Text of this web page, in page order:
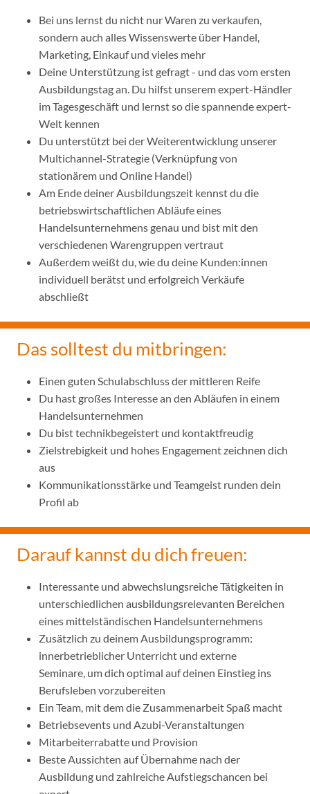
Bei uns lernst du nicht nur Waren zu verkaufen,
sondern auch alles Wissenswerte über Handel,
Marketing, Einkauf und vieles mehr
Deine Unterstützung ist gefragt - und das vom ersten
Ausbildungstag an. Du hilfst unserem expert-Händler
im Tagesgeschäft und lernst so die spannende expert-
Welt kennen
Du unterstützt bei der Weiterentwicklung unserer
Multichannel-Strategie (Verknüpfung von
stationärem und Online Handel)
Am Ende deiner Ausbildungszeit kennst du die
betriebswirtschaftlichen Abläufe eines
Handelsunternehmens genau und bist mit den
verschiedenen Warengruppen vertraut
Außerdem weißt du, wie du deine Kunden:innen
individuell berätst und erfolgreich Verkäufe
abschließt
Das solltest du mitbringen:
Einen guten Schulabschluss der mittleren Reife
Du hast großes Interesse an den Abläufen in einem
Handelsunternehmen
Du bist technikbegeistert und kontaktfreudig
Zielstrebigkeit und hohes Engagement zeichnen dich
aus
Kommunikationsstärke und Teamgeist runden dein
Profil ab
Darauf kannst du dich freuen:
Interessante und abwechslungsreiche Tätigkeiten in
unterschiedlichen ausbildungsrelevanten Bereichen
eines mittelständischen Handelsunternehmens
Zusätzlich zu deinem Ausbildungsprogramm:
innerbetrieblicher Unterricht und externe
Seminare, um dich optimal auf deinen Einstieg ins
Berufsleben vorzubereiten
Ein Team, mit dem die Zusammenarbeit Spaß macht
Betriebsevents und Azubi-Veranstaltungen
Mitarbeiterrabatte und Provision
Beste Aussichten auf Übernahme nach der
Ausbildung und zahlreiche Aufstiegschancen bei